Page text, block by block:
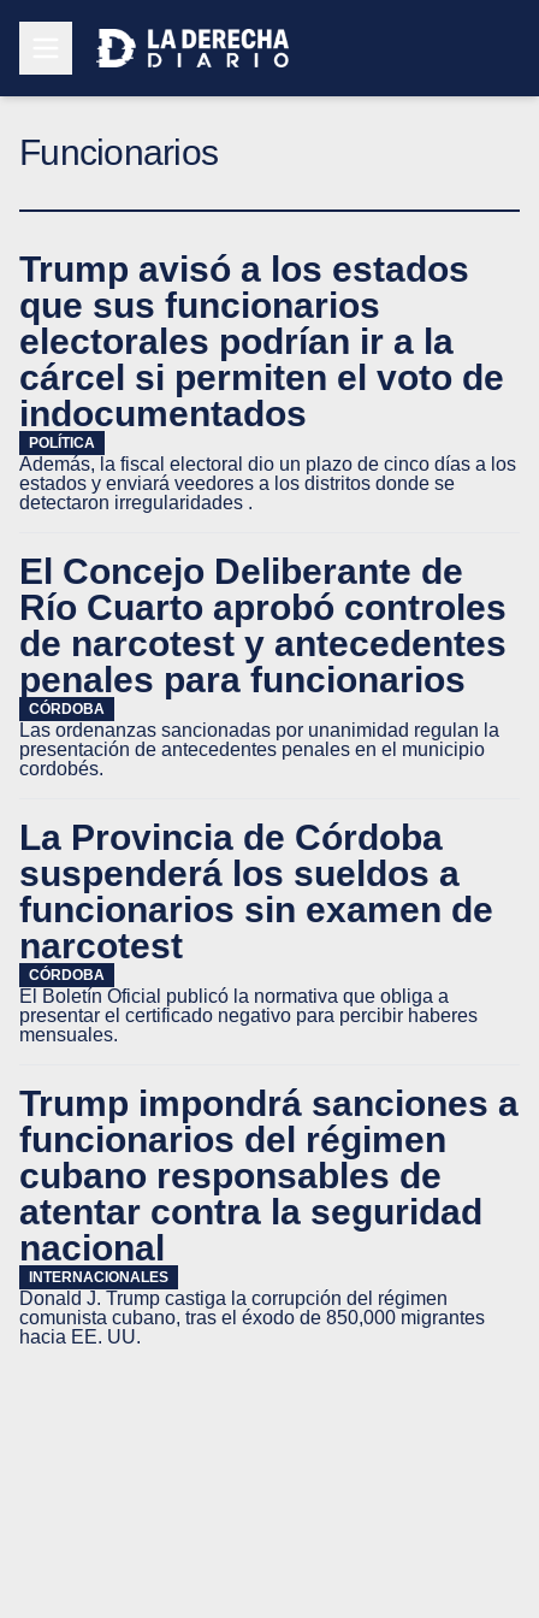
Funcionarios
Trump avisó a los estados
que sus funcionarios
electorales podrían ir a la
cárcel si permiten el voto de
indocumentados
POLÍTICA
Además, la fiscal electoral dio un plazo de cinco días a los
estados y enviará veedores a los distritos donde se
detectaron irregularidades .
El Concejo Deliberante de
Río Cuarto aprobó controles
de narcotest y antecedentes
penales para funcionarios
CÓRDOBA
Las ordenanzas sancionadas por unanimidad regulan la
presentación de antecedentes penales en el municipio
cordobés.
La Provincia de Córdoba
suspenderá los sueldos a
funcionarios sin examen de
narcotest
CÓRDOBA
El Boletín Oficial publicó la normativa que obliga a
presentar el certificado negativo para percibir haberes
mensuales.
Trump impondrá sanciones a
funcionarios del régimen
cubano responsables de
atentar contra la seguridad
nacional
INTERNACIONALES
Donald J. Trump castiga la corrupción del régimen
comunista cubano, tras el éxodo de 850,000 migrantes
hacia EE. UU.